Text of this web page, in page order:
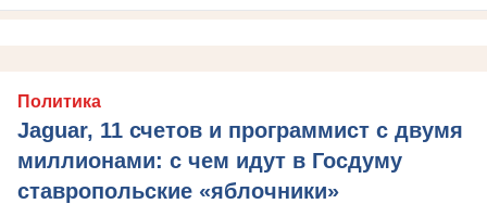
Политика
Jaguar, 11 счетов и программист с двумя
миллионами: с чем идут в Госдуму
ставропольские «яблочники»